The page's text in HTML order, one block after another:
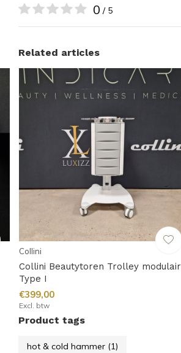
0 / 5
Related articles
Collini
Collini Beautytoren Trolley modulair
Type I
€399,00
Excl. btw
Product tags
hot & cold hammer (1)